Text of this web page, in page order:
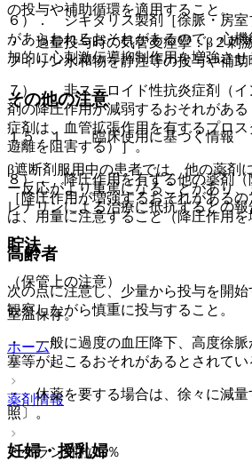
の投与や補助循環を適用すること。
・ 過量投与時の気管支痙攣：β２刺
フィリン水和物を静注等の投与や補助
その他の注意
１５．１． 臨床使用に基づく情報
β遮断剤服用中の患者では、他の薬剤
ー反応がより重篤になることがあり
レナリンによる治療に抵抗するとの報
貯法
（保管上の注意）
室温保存。
ホーム
薬剤情報
ミケラン細粒１％
６）． ジギタリス製剤［徐脈・房室
があらわれるおそれがあるので、心
加的に心刺激伝導抑制作用を増強させ
７）． 非ステロイド性抗炎症剤（イ
剤の降圧作用が減弱するおそれがあ
症剤は、血管拡張作用を有するプロス
遊離を阻害する）］。
８）． 降圧作用を有する他の薬剤（
［降圧作用が増強するおそれがある
は、用量に注意すること（降圧作用を
高齢者
次の点に注意し、少量から投与を開
観察しながら慎重に投与すること。
・ 一般に過度の血圧降下、高度徐脈
塞等が起こるおそれがあるとされてい
・ 休薬を要する場合は、徐々に減量
照〕。
妊婦・授乳婦